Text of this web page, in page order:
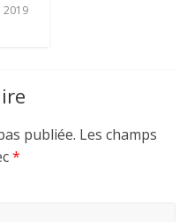
publiée. Les champs
*